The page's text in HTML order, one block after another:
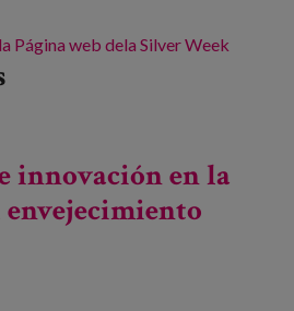
Página web dela Silver Week
e intervenciones dirigidas al
valoración e intervención en
innovación en la